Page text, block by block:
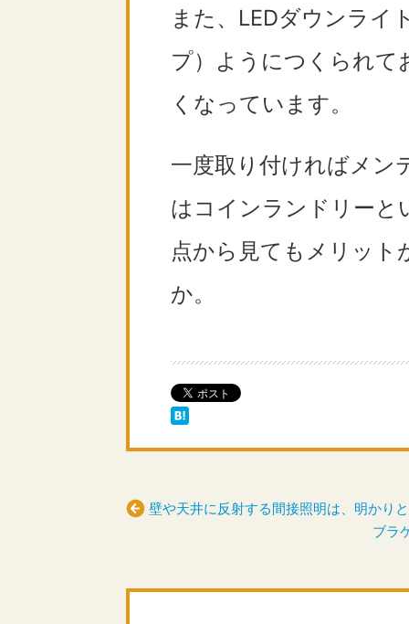
また、LEDダウンライ
プ）ようにつくられて
くなっています。
一度取り付ければメン
はコインランドリーと
点から見てもメリット
か。
壁や天井に反射する間接照明は、明かり
ブラ